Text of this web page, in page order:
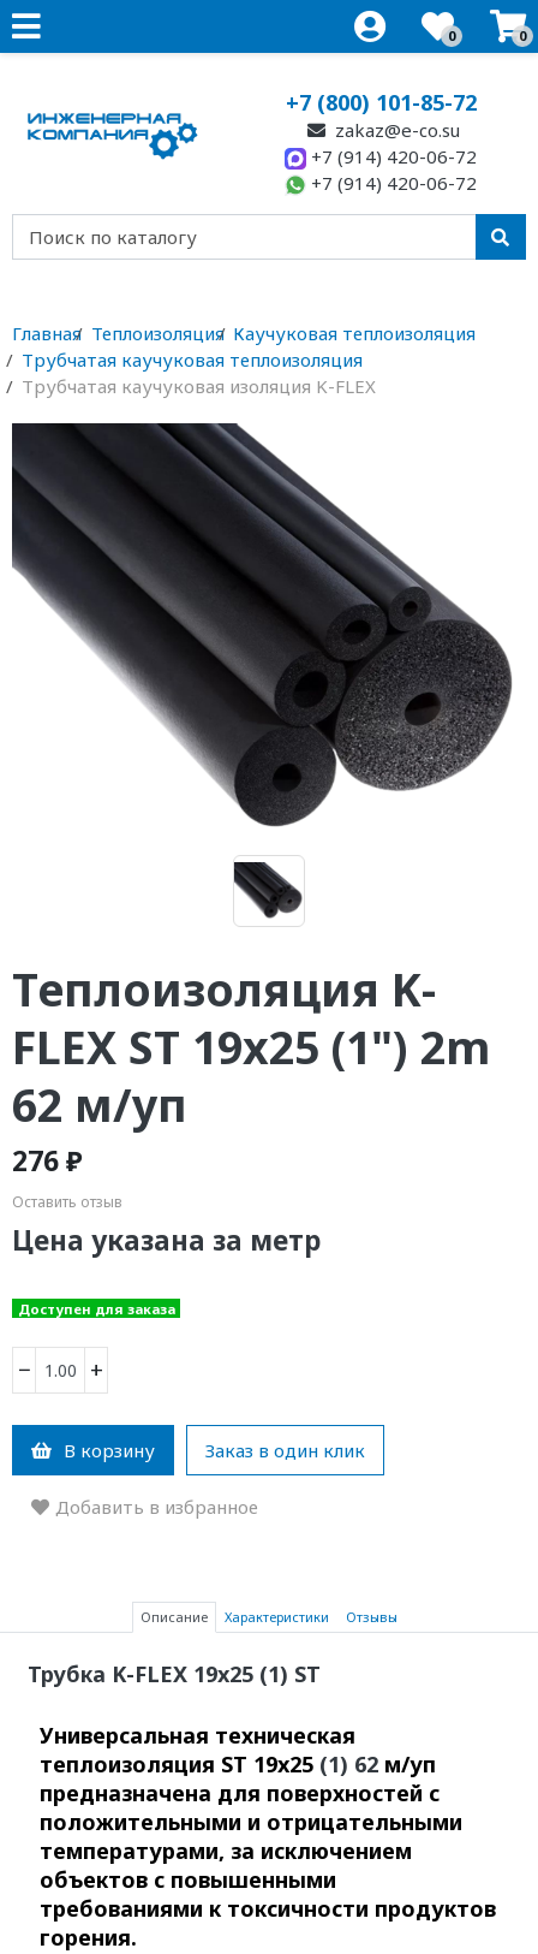
0 0
+7 (800) 101-85-72
zakaz@e-co.su
+7 (914) 420-06-72
+7 (914) 420-06-72
Главная Теплоизоляция Каучуковая теплоизоляция
Трубчатая каучуковая теплоизоляция
Трубчатая каучуковая изоляция K-FLEX
Теплоизоляция K-
FLEX ST 19x25 (1") 2m
62 м/уп
276 ₽
Оставить отзыв
Цена указана за метр
Доступен для заказа
− +
В корзину Заказ в один клик
Добавить в избранное
Описание Характеристики Отзывы
Трубка K-FLEX 19x25 (1) ST
Универсальная техническая
теплоизоляция ST 19x25 (1) 62м/уп
предназначена для поверхностей с
положительными и отрицательными
температурами, за исключением
объектов с повышенными
требованиями к токсичности продуктов
горения.